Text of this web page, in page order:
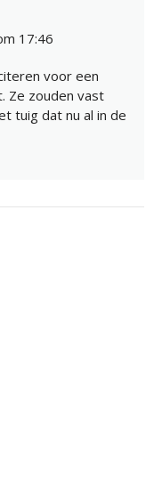
17:46
voor een
Ze zouden vast
tuig dat nu al in de